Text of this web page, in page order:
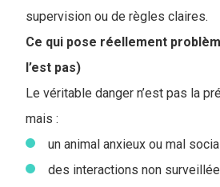
supervision ou de règles claires.
Ce qui pose réellement
l’est pas)
Le véritable danger n’est pas la
mais :
un animal anxieux ou mal
des interactions non